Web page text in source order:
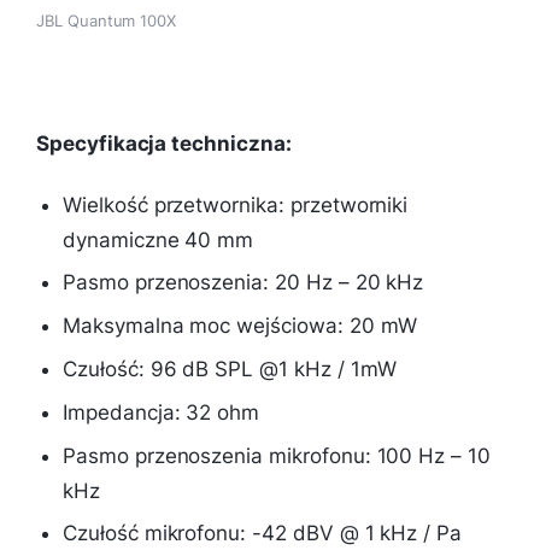
JBL Quantum 100X
Specyfikacja techniczna:
Wielkość przetwornika: przetworniki
dynamiczne 40 mm
Pasmo przenoszenia: 20 Hz – 20 kHz
Maksymalna moc wejściowa: 20 mW
Czułość: 96 dB SPL @1 kHz / 1mW
Impedancja: 32 ohm
Pasmo przenoszenia mikrofonu: 100 Hz – 10
kHz
Czułość mikrofonu: -42 dBV @ 1 kHz / Pa